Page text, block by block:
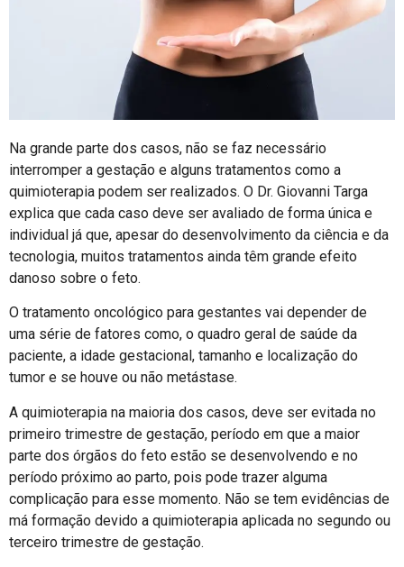
Na grande parte dos casos, não se faz necessário
interromper a gestação e alguns tratamentos como a
quimioterapia podem ser realizados. O Dr. Giovanni Targa
explica que cada caso deve ser avaliado de forma única e
individual já que, apesar do desenvolvimento da ciência e da
tecnologia, muitos tratamentos ainda têm grande efeito
danoso sobre o feto.
O tratamento oncológico para gestantes vai depender de
uma série de fatores como, o quadro geral de saúde da
paciente, a idade gestacional, tamanho e localização do
tumor e se houve ou não metástase.
A quimioterapia na maioria dos casos, deve ser evitada no
primeiro trimestre de gestação, período em que a maior
parte dos órgãos do feto estão se desenvolvendo e no
período próximo ao parto, pois pode trazer alguma
complicação para esse momento. Não se tem evidências de
má formação devido a quimioterapia aplicada no segundo ou
terceiro trimestre de gestação.